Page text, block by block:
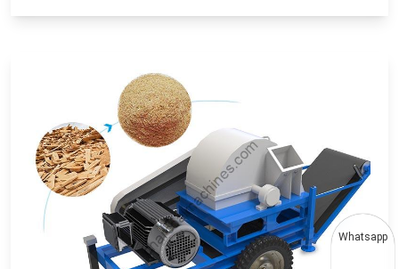
Whatsapp